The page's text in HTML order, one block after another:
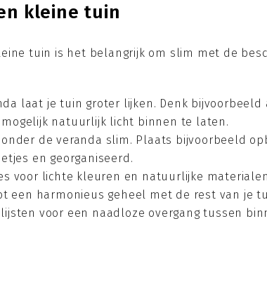
kleine tuin
tuin is het belangrijk om slim met de
laat je tuin groter lijken. Denk
natuurlijk licht binnen te laten.
de veranda slim. Plaats bijvoorbeeld
en georganiseerd.
voor lichte kleuren en natuurlijke
een harmonieus geheel met de rest van je
voor een naadloze overgang tussen